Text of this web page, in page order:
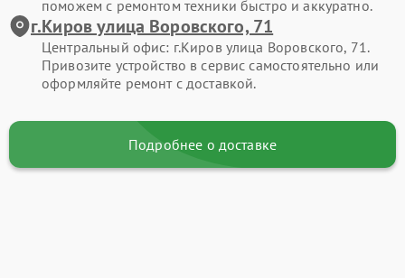
поможем с ремонтом техники быстро и аккуратно.
г.Киров улица Воровского, 71
Центральный офис: г.Киров улица Воровского, 71.
Привозите устройство в сервис самостоятельно или
оформляйте ремонт с доставкой.
Подробнее о доставке